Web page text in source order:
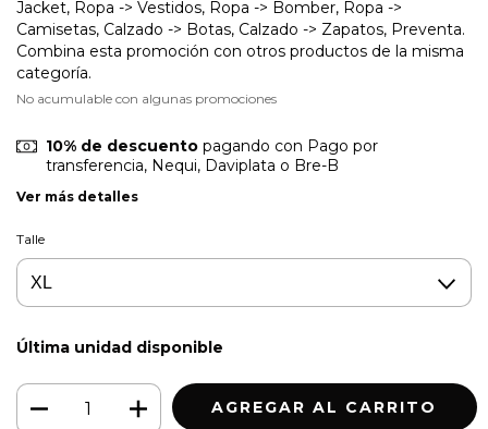
Jacket, Ropa -> Vestidos, Ropa -> Bomber, Ropa ->
Camisetas, Calzado -> Botas, Calzado -> Zapatos, Preventa.
Combina esta promoción con otros productos de la misma
categoría.
No acumulable con algunas promociones
10% de descuentopagando con Pago por
transferencia, Nequi, Daviplata o Bre-B
Ver más detalles
Talle
Última unidad disponible